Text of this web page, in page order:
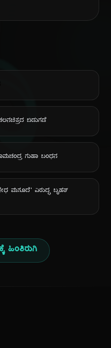
ಬಿಡುಗಡೆ
ಗುಹಾ ಬಂಧನ
ಮಸೂದೆ' ವಿರುದ್ಧ ಬೃಹತ್
ಹಿಂತಿರುಗಿ